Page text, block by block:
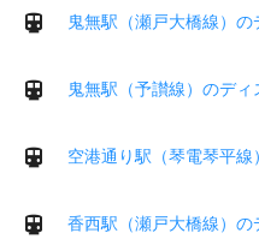
鬼無駅（瀬戸大橋線）
鬼無駅（予讃線）のデ
空港通り駅（琴電琴平
香西駅（瀬戸大橋線）